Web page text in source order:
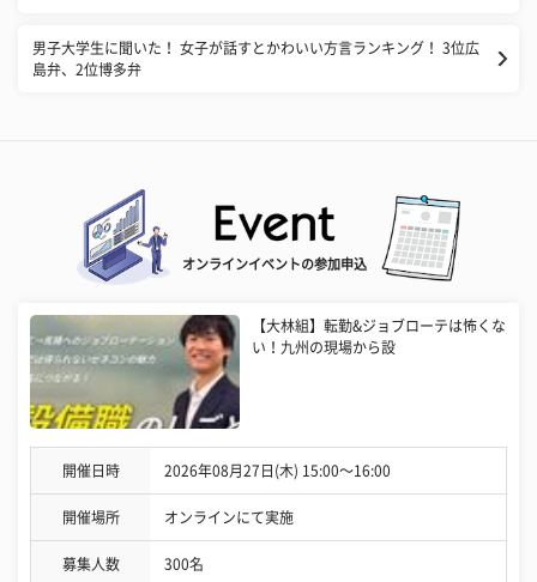
男子大学生に聞いた！ 女子が話すとかわいい方言ランキング！ 3位広
島弁、2位博多弁
オンラインイベントの参加申込
【大林組】転勤&ジョブローテは怖くな
い！九州の現場から設
開催日時 2026年08月27日(木) 15:00〜16:00
開催場所 オンラインにて実施
募集人数 300名